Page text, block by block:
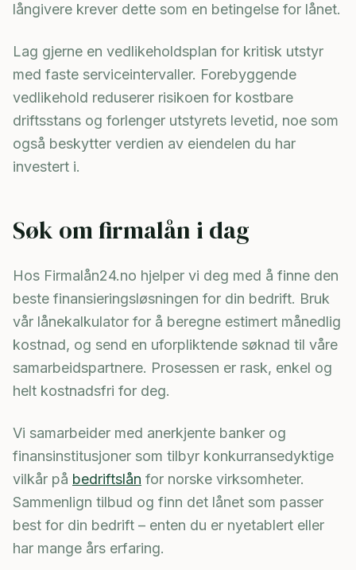
långivere krever dette som en betingelse for lånet.
Lag gjerne en vedlikeholdsplan for kritisk utstyr
med faste serviceintervaller. Forebyggende
vedlikehold reduserer risikoen for kostbare
driftsstans og forlenger utstyrets levetid, noe som
også beskytter verdien av eiendelen du har
investert i.
Søk om firmalån i dag
Hos Firmalån24.no hjelper vi deg med å finne den
beste finansieringsløsningen for din bedrift. Bruk
vår lånekalkulator for å beregne estimert månedlig
kostnad, og send en uforpliktende søknad til våre
samarbeidspartnere. Prosessen er rask, enkel og
helt kostnadsfri for deg.
Vi samarbeider med anerkjente banker og
finansinstitusjoner som tilbyr konkurransedyktige
vilkår på bedriftslån for norske virksomheter.
Sammenlign tilbud og finn det lånet som passer
best for din bedrift – enten du er nyetablert eller
har mange års erfaring.